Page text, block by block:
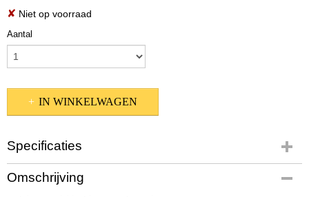
✘ Niet op voorraad
Aantal
IN WINKELWAGEN
Specificaties
Productcode
1323
Omschrijving